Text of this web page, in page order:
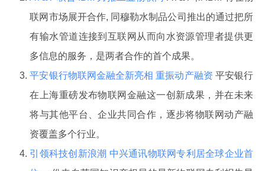
联网市场展开合作, 同穆勒水制品公司推出的通过把所
有输水管道连接到互联网从而向水资源管理者提供更
多信息的服务，是两者合作的首个成果。
平安银行物联网金融全新亮相 重振动产融资 平安银行
在上海重磅发布物联网金融这一创新成果，并在未来
将与其他平台、企业共同合作，逐步将物联网动产融
资覆盖多个行业。
引领科技创新浪潮 中兴通讯物联网专利居全球企业首